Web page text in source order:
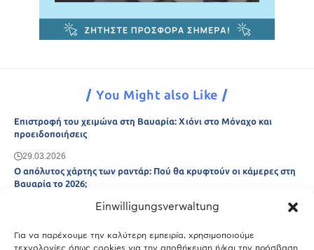
Einwilligungsverwaltung
Για να παρέχουμε την καλύτερη εμπειρία, χρησιμοποιούμε
You Might also Like
Επιστροφή του χειμώνα στη Βαυαρία: Χιόνι στο Μόναχο και
προειδοποιήσεις
29.03.2026
Ο απόλυτος χάρτης των ραντάρ: Πού θα κρυφτούν οι κάμερες στη
Βαυαρία το 2026;
Μόναχο;